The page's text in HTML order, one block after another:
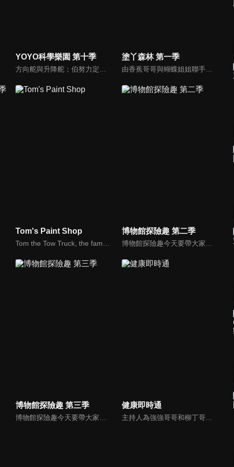
YOYO科學樂園 第十季 塗丫森林 第一季
由香蕉哥哥與蝴蝶姐姐聯手出擊，透過圖畫、音樂、故事等方式，開啟小朋友無限潛能，讓小朋友在遊戲中自然學習，還有粉筆小子教大家用簡單線條畫出有趣的圖形；「塗ㄚ偵探」裡，阿嗚還會將許多世界名畫介紹給小朋友認識。
Tom's Paint Shop 博物館探險趣 第二季
博物館探險趣 第三季
博物館探險趣今天要帶大家前往布袋戲的世界。西瓜哥哥與草莓姊姊演出武松打虎戲碼，西瓜松不忍棒打裝可愛的草莓老虎，正當兩人擔心短劇不知如何收尾，威璁老師出現了，帶他們到有戲看有戲演的地方參觀。
健康即時通
主持人為強強哥哥和柳丁哥哥。介紹許多健康資訊，為大家開闢一個的健康新天地。